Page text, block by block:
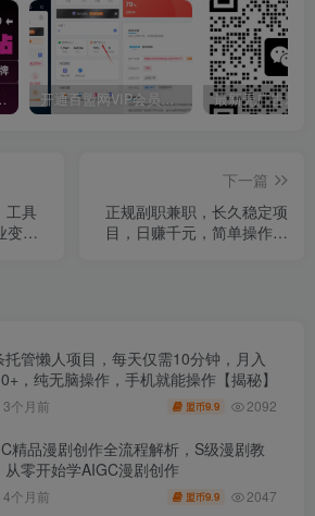
，曾经我也是个失败者。 开通百盟网VIP会员，尊享全站资源免费下载，享70%的推广提成！！【限时五折优惠】
工具
变
下一篇
正规副职兼职，长久稳定项
目，日赚千元，简单操作好
托管懒人项目，每天仅需10分钟，月入
，纯无脑操作，手机就能操作【揭秘】
3个月前 盟币9.9 2092
精品漫剧创作全流程解析，S级漫剧教
从零开始学AIGC漫剧创作
4个月前 盟币9.9 2047